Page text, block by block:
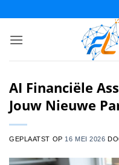
inhoud
AI Financiële
Jouw Nieuwe
GEPLAATST OP 16 MEI 2026